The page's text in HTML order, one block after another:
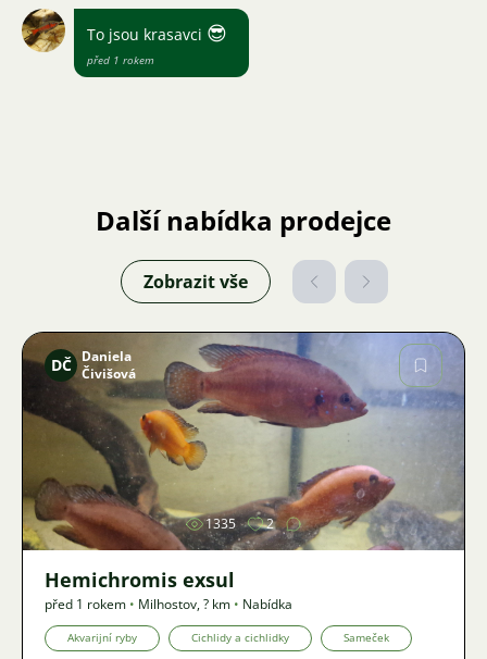
To jsou krasavci 😎
před 1 rokem
Další nabídka prodejce
Zobrazit vše
DČ
Daniela
Čivišová
1335 2
Hemichromis exsul
před 1 rokem • Milhostov,? km • Nabídka
Akvarijní ryby Cichlidy a cichlidky Sameček